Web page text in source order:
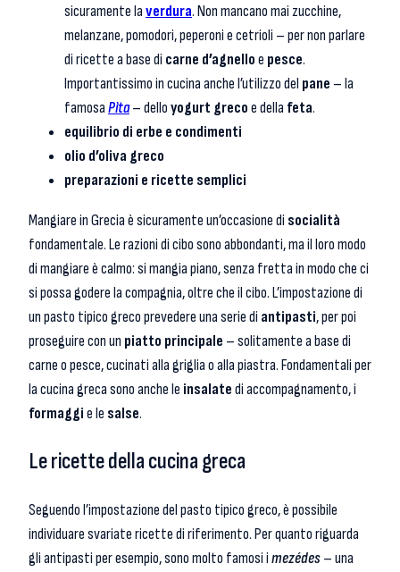
sicuramente laverdura. Non mancano mai zucchine,
melanzane, pomodori, peperoni e cetrioli – per non parlare
di ricette a base di carne d’agnelloe pesce.
Importantissimo in cucina anche l’utilizzo del pane – la
famosaPìta– delloyogurt grecoe della feta.
equilibrio di erbe e condimenti
olio d’oliva greco
preparazioni e ricette semplici
Mangiare in Grecia è sicuramente un’occasione di socialità
fondamentale. Le razioni di cibo sono abbondanti, ma il loro modo
di mangiare è calmo: si mangia piano, senza fretta in modo che ci
si possa godere la compagnia, oltre che il cibo. L’impostazione di
un pasto tipico greco prevedere una serie di antipasti, per poi
proseguire con un piatto principale – solitamente a base di
carne o pesce, cucinati alla griglia o alla piastra. Fondamentali per
la cucina greca sono anche le insalatedi accompagnamento, i
formaggie le salse.
Le ricette della cucina greca
Seguendo l’impostazione del pasto tipico greco, è possibile
individuare svariate ricette di riferimento. Per quanto riguarda
gli antipasti per esempio, sono molto famosi imezédes– una